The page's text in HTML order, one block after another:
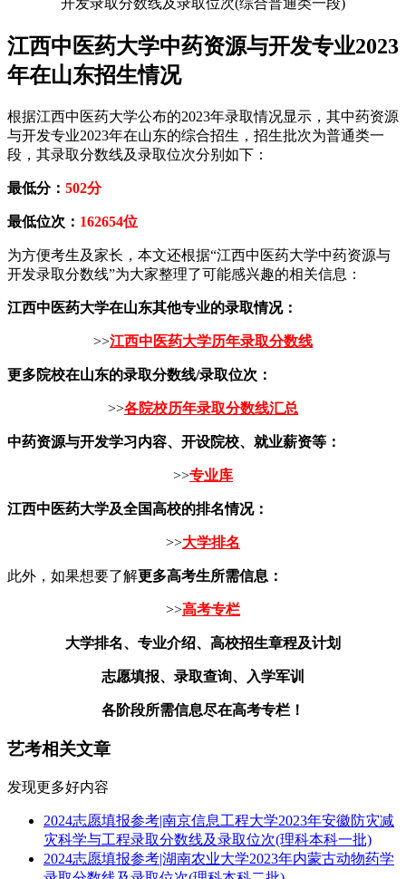
江西中医药大学中药资源与开发专业2023
年在山东招生情况
根据江西中医药大学公布的2023年录取情况显示，其中药资源
与开发专业2023年在山东的综合招生，招生批次为普通类一
段，其录取分数线及录取位次分别如下：
最低分： 502分
最低位次： 162654位
为方便考生及家长，本文还根据“江西中医药大学中药资源与
开发录取分数线”为大家整理了可能感兴趣的相关信息：
江西中医药大学在山东其他专业的录取情况：
>>江西中医药大学历年录取分数线
更多院校在山东的录取分数线/录取位次：
>>各院校历年录取分数线汇总
中药资源与开发学习内容、开设院校、就业薪资等：
>>专业库
江西中医药大学及全国高校的排名情况：
>>大学排名
此外，如果想要了解更多高考生所需信息：
>>高考专栏
大学排名、专业介绍、高校招生章程及计划
志愿填报、录取查询、入学军训
各阶段所需信息尽在高考专栏！
艺考相关文章
发现更多好内容
2024志愿填报参考|南京信息工程大学2023年安徽防灾减
灾科学与工程录取分数线及录取位次(理科本科一批)
2024志愿填报参考|湖南农业大学2023年内蒙古动物药学